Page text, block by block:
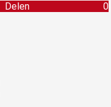
Delen 0